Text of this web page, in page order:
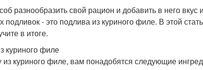
разнообразить свой рацион и добавить в него
- это подлива из куриного филе. В этой
в итоге.
куриного филе
из куриного филе, вам понадобятся следующие